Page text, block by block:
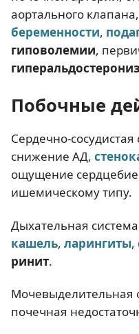
аортального
беременности,
гиповолемии,
Побочные
Сердечно-
снижение АД,
ощущение
ишемическому типу.
Дыхательная
кашель, ларингиты,
ринит.
Мочевыделительная
почечная